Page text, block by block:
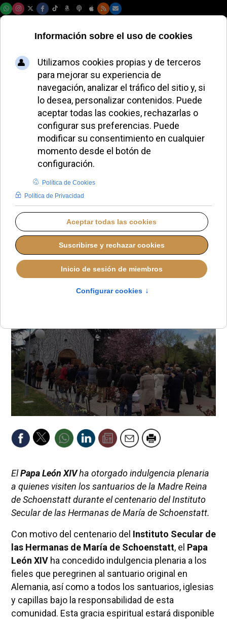
Indulgencia
plenaria para los
visitantes de los
santuarios de
Schoenstatt en el
año jubilar 2025-
2026
JAVIER RUIZ ARREGUI
PAPA LEÓN XIV
LUNES, 27 OCTUBRE 2025 11:55
ElPapa León XIVha otorgado indulgencia plenaria
a quienes visiten los santuarios de la Madre Reina
de Schoenstatt durante el centenario del Instituto
Secular de las Hermanas de María de Schoenstatt.
Con motivo del centenario del Instituto Secular de
las Hermanas de María de Schoenstatt, el Papa
León XIVha concedido indulgencia plenaria a los
fieles que peregrinen al santuario original en
Alemania, así como a todos los santuarios, iglesias
y capillas bajo la responsabilidad de esta
comunidad. Esta gracia espiritual estará disponible